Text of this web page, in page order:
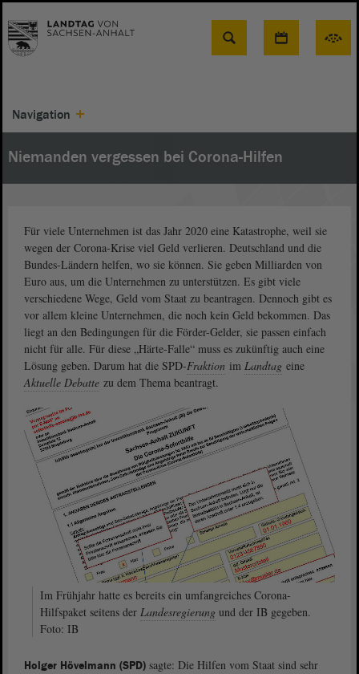
Suche
Navigation
Niemanden vergessen bei Corona-Hilfen
Für viele Unternehmen ist das Jahr 2020 eine Katastrophe, weil sie
wegen der Corona-Krise viel Geld verlieren. Deutschland und die
Bundes-Ländern helfen, wo sie können. Sie geben Milliarden von
Euro aus, um die Unternehmen zu unterstützen. Es gibt viele
verschiedene Wege, Geld vom Staat zu beantragen. Dennoch gibt es
vor allem kleine Unternehmen, die noch kein Geld bekommen. Das
liegt an den Bedingungen für die Förder-Gelder, sie passen einfach
nicht für alle. Für diese „Härte-Falle“ muss es zukünftig auch eine
Lösung geben. Darum hat die SPD-Fraktion im Landtag eine
Aktuelle Debatte zu dem Thema beantragt.
Im Frühjahr hatte es bereits ein umfangreiches Corona-
Hilfspaket seitens der Landesregierung und der IB gegeben.
Foto: IB
Holger Hövelmann (SPD) sagte: Die Hilfen vom Staat sind sehr